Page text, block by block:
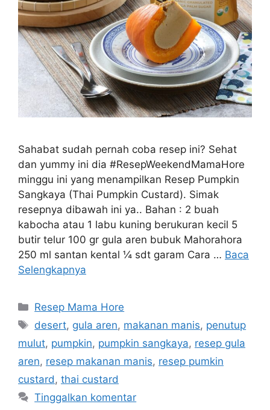
Sahabat sudah pernah coba resep ini? Sehat
dan yummy ini dia #ResepWeekendMamaHore
minggu ini yang menampilkan Resep Pumpkin
Sangkaya (Thai Pumpkin Custard). Simak
resepnya dibawah ini ya.. Bahan : 2 buah
kabocha atau 1 labu kuning berukuran kecil 5
butir telur 100 gr gula aren bubuk Mahorahora
250 ml santan kental ¼ sdt garam Cara … Baca
Selengkapnya
Resep Mama Hore
desert, gula aren, makanan manis, penutup
mulut, pumpkin, pumpkin sangkaya, resep gula
aren, resep makanan manis, resep pumkin
custard, thai custard
Tinggalkan komentar